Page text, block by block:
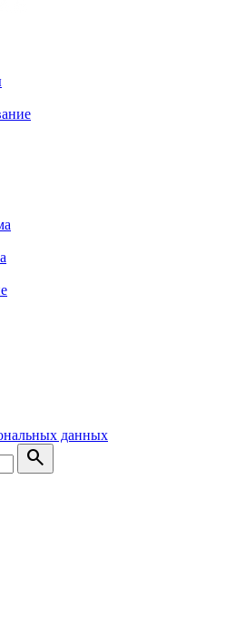
данных
search